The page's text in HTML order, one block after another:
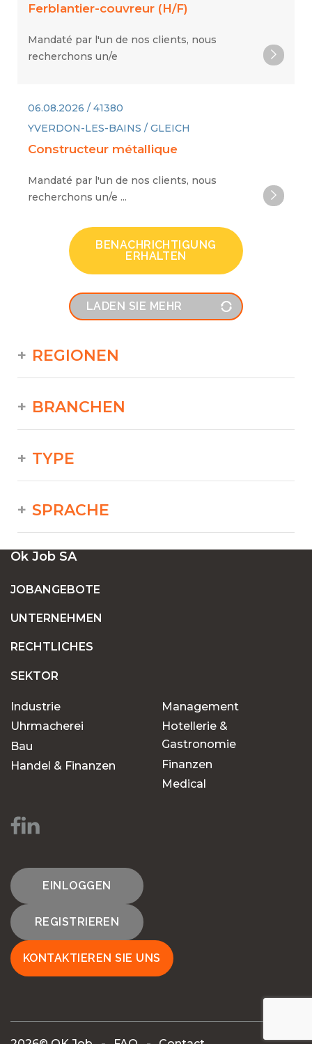
Ferblantier-couvreur (H/F)
Mandaté par l'un de nos clients, nous
recherchons un/e
06.08.2026 / 41380
YVERDON-LES-BAINS / GLEICH
Constructeur métallique
Mandaté par l'un de nos clients, nous
recherchons un/e ...
BENACHRICHTIGUNG
ERHALTEN
LADEN SIE MEHR
REGIONEN
BRANCHEN
TYPE
SPRACHE
Ok Job SA
JOBANGEBOTE
UNTERNEHMEN
RECHTLICHES
SEKTOR
Industrie
Uhrmacherei
Bau
Handel & Finanzen
Management
Hotellerie &
Gastronomie
Finanzen
Medical
EINLOGGEN
REGISTRIEREN
KONTAKTIEREN SIE UNS